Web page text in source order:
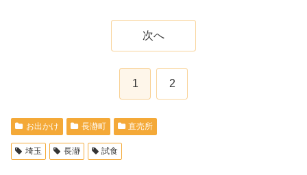
次へ
1 2
お出かけ 長瀞町 直売所
埼玉 長瀞 試食